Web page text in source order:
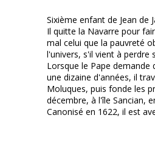
Sixième enfant de Jean de
Il quitte la Navarre pour
mal celui que la pauvreté
l'univers, s'il vient à perdre
Lorsque le Pape demande
une dizaine d'années, il
Moluques, puis fonde les
décembre, à l'île Sancian,
Canonisé en 1622, il est